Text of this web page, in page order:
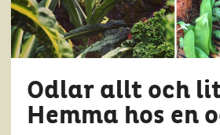
Odlar allt och
Hemma hos en